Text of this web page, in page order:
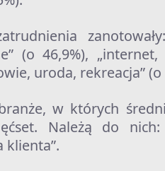
(o 46,9%),
uroda, rekreacja” (o
w których
Należą do nich:
klienta”.